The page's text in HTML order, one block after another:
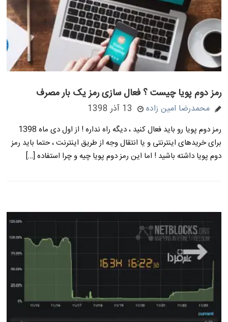
رمز دوم پویا چیست ؟ فعال سازی رمز یک بار مصرف
محمدرضا امین زاده 13 آذر 1398
رمز دوم پویا رو باید فعال کنید ، دیگه راه نداره ! از اول دی ماه 1398
برای خریدهای اینترنتی و یا انتقال وجه از طریق اینترنت ، حتما باید رمز
دوم پویا داشته باشید ! اما این رمز دوم پویا چیه و چرا استفاده […]